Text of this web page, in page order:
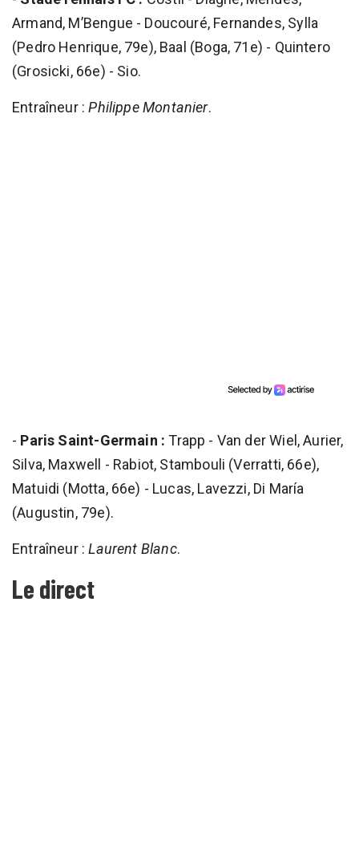
Armand, M’Bengue - Doucouré, Fernandes, Sylla
(Pedro Henrique, 79e), Baal (Boga, 71e) - Quintero
(Grosicki, 66e) - Sio.
Entraîneur :Philippe Montanier.
- Paris Saint-Germain : Trapp - Van der Wiel, Aurier,
Silva, Maxwell - Rabiot, Stambouli (Verratti, 66e),
Matuidi (Motta, 66e) - Lucas, Lavezzi, Di María
(Augustin, 79e).
Entraîneur :Laurent Blanc.
Le direct